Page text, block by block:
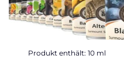
Produkt enthält: 10 ml